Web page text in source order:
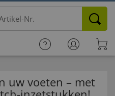
uw voeten – met